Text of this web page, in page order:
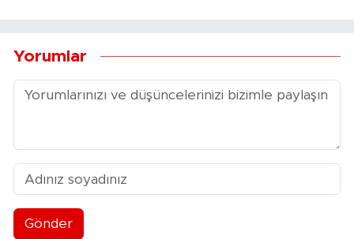
Yorumlar
Gönder